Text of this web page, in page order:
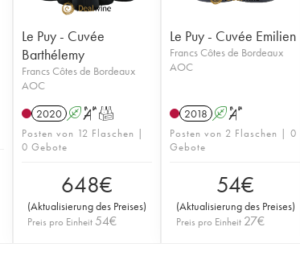
Le Puy - Cuvée
Barthélemy
Francs Côtes de Bordeaux
AOC
2020 A ST
Posten von 12 Flaschen |
0 Gebote
648€
(Aktualisierung des Preises)
Preis pro Einheit 54€
Le Puy - Cuvée Emilien
Francs Côtes de Bordeaux
AOC
2018 A S
Posten von 2 Flaschen | 0
Gebote
54€
(Aktualisierung des Preises)
Preis pro Einheit 27€